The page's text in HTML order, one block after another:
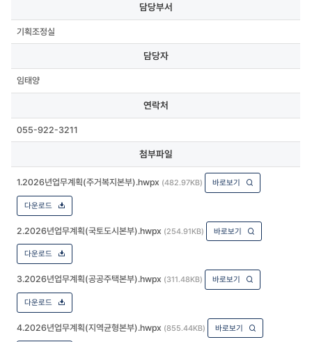
담당부서
기획조정실
담당자
임태양
연락처
055-922-3211
첨부파일
1.2026년업무계획(주거복지본부).hwpx (482.97KB) 바로보기
다운로드
2.2026년업무계획(국토도시본부).hwpx (254.91KB) 바로보기
다운로드
3.2026년업무계획(공공주택본부).hwpx (311.48KB) 바로보기
다운로드
4.2026년업무계획(지역균형본부).hwpx (855.44KB) 바로보기